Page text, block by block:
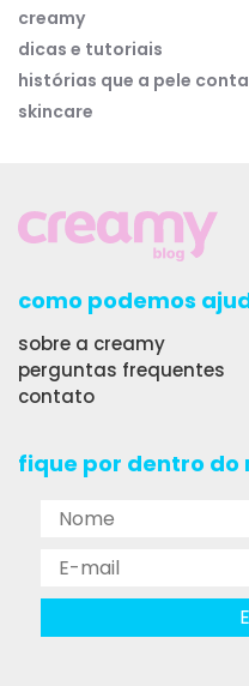
creamy
dicas e tutoriais
histórias que a pele conta
skincare
como podemos
sobre a creamy
perguntas frequentes
contato
fique por dentro do